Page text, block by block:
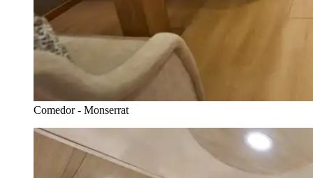
Comedor - Monserrat